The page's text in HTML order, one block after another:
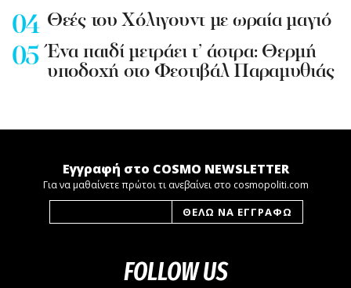
Θεές του Χόλιγουντ με ωραία μαγιό
Ένα παιδί μετράει τ’ άστρα: Θερμή
υποδοχή στο Φεστιβάλ Παραμυθιάς
Εγγραφή στο COSMO NEWSLETTER
Για να μαθαίνετε πρώτοι τι ανεβαίνει στο cosmopoliti.com
FOLLOW US